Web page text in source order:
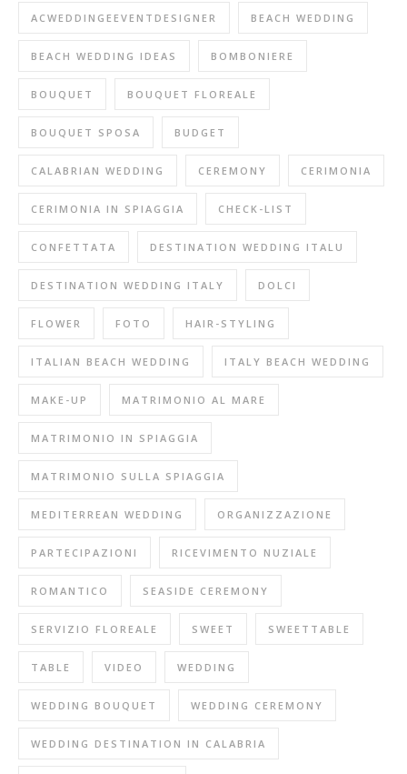
ACWEDDINGEEVENTDESIGNER BEACH WEDDING
BEACH WEDDING IDEAS BOMBONIERE
BOUQUET BOUQUET FLOREALE
BOUQUET SPOSA BUDGET
CALABRIAN WEDDING CEREMONY CERIMONIA
CERIMONIA IN SPIAGGIA CHECK-LIST
CONFETTATA DESTINATION WEDDING ITALU
DESTINATION WEDDING ITALY DOLCI
FLOWER FOTO HAIR-STYLING
ITALIAN BEACH WEDDING ITALY BEACH WEDDING
MAKE-UP MATRIMONIO AL MARE
MATRIMONIO IN SPIAGGIA
MATRIMONIO SULLA SPIAGGIA
MEDITERREAN WEDDING ORGANIZZAZIONE
PARTECIPAZIONI RICEVIMENTO NUZIALE
ROMANTICO SEASIDE CEREMONY
SERVIZIO FLOREALE SWEET SWEETTABLE
TABLE VIDEO WEDDING
WEDDING BOUQUET WEDDING CEREMONY
WEDDING DESTINATION IN CALABRIA